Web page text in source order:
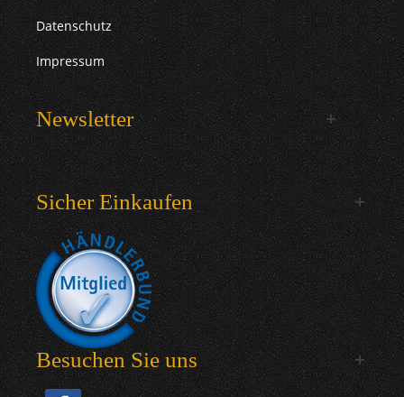
Datenschutz
Impressum
Newsletter
Sicher Einkaufen
Besuchen Sie uns